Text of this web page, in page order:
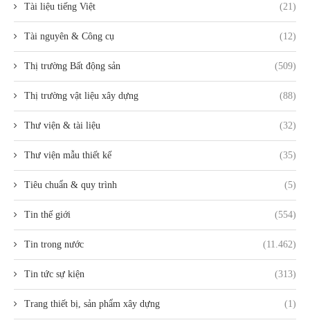
Tài liệu tiếng Việt (21)
Tài nguyên & Công cụ (12)
Thị trường Bất động sản (509)
Thị trường vật liệu xây dựng (88)
Thư viện & tài liệu (32)
Thư viện mẫu thiết kế (35)
Tiêu chuẩn & quy trình (5)
Tin thế giới (554)
Tin trong nước (11.462)
Tin tức sự kiện (313)
Trang thiết bị, sản phẩm xây dựng (1)